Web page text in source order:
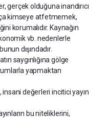
gerçek olduğuna inandırıcı
kimseye atfetmemek,
korumalıdır. Kaynağın
vb. nedenlerle
dışındadır.
saygınlığına gölge
yapmaktan
insani değerleri incitici yayın
bu niteliklerini,